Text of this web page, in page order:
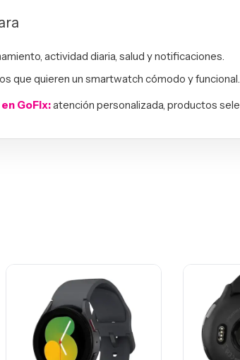
actividad diaria, salud y notificaciones.
que quieren un smartwatch cómodo y funcional.
GoFix:atención personalizada, productos